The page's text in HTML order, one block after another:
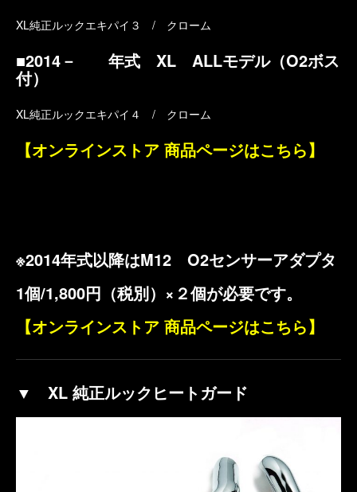
XL純正ルックエキパイ３ / クローム
■2014－ 年式 XL ALLモデル（O2ボス
付）
XL純正ルックエキパイ４ / クローム
【オンラインストア 商品ページはこちら】
※2014年式以降はM12 O2センサーアダプタ
1個/1,800円（税別）×２個が必要です。
【オンラインストア 商品ページはこちら】
▼ XL 純正ルックヒートガード